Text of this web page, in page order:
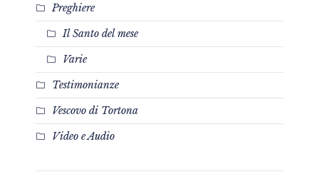
Preghiere
Il Santo del mese
Varie
Testimonianze
Vescovo di Tortona
Video e Audio